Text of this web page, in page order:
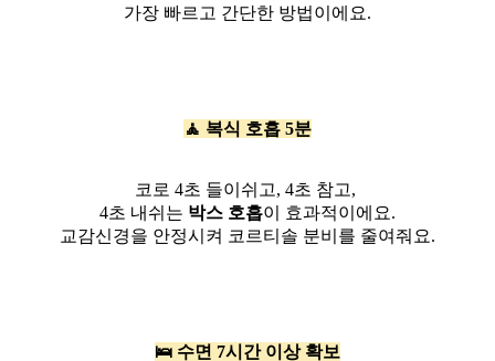
가장 빠르고 간단한 방법이에요.
🧘 복식 호흡 5분
코로 4초 들이쉬고, 4초 참고,
4초 내쉬는 박스 호흡이 효과적이에요.
교감신경을 안정시켜 코르티솔 분비를 줄여줘요.
🛌 수면 7시간 이상 확보